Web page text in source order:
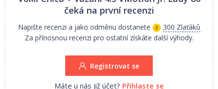
Active AFD, pata pracuje se systémem Compact Junior.
čeká na první recenzi
Napište recenzi a jako odměnu dostanete
300 Zlaťáků
Za přínosnou recenzi pro ostatní získáte další výhody.
Registrovat se
Máte u nás již účet? Přihlaste se